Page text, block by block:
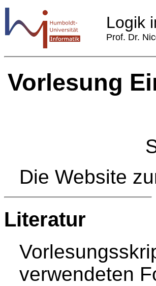
Logik
Prof. Dr.
Vorlesung
Die Website
Literatur
verwendeten